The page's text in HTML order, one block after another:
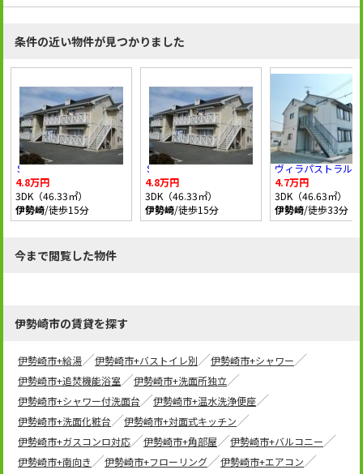
条件の近い物件が見つかりました
ＳＤ宗高
4.8万円
3DK（46.33㎡）
伊勢崎/徒歩15分
ＳＤ宗高
4.8万円
3DK（46.33㎡）
伊勢崎/徒歩15分
ヴィラパストラルB
4.7万円
3DK（46.63㎡）
伊勢崎/徒歩33分
今まで閲覧した物件
伊勢崎市の賃貸を探す
伊勢崎市+給湯 伊勢崎市+バストイレ別
伊勢崎市+シャワー
伊勢崎市+追焚機能浴室
伊勢崎市+洗面所独立
伊勢崎市+シャワー付洗面台
伊勢崎市+温水洗浄便座
伊勢崎市+洗面化粧台
伊勢崎市+対面式キッチン
伊勢崎市+ガスコンロ対応
伊勢崎市+角部屋
伊勢崎市+バルコニー
伊勢崎市+南向き
伊勢崎市+フローリング
伊勢崎市+エアコン